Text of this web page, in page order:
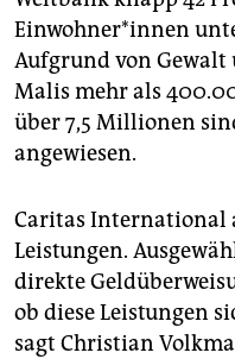
Ein­woh­ne­r*in­nen
Aufgrund von
Malis mehr als
über 7,5 Millionen
angewiesen.
Caritas International
Leistungen.
direkte
ob diese Leistungen
sagt Christian